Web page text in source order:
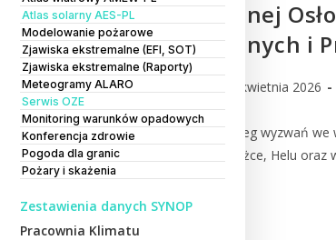
Atlas solarny AES-PL
Modelowanie pożarowe
Zjawiska ekstremalne (EFI, SOT)
Zjawiska ekstremalne (Raporty)
Meteogramy ALARO
Serwis OZE
Monitoring warunków opadowych
Konferencja zdrowie
Pogoda dla granic
Pożary i skażenia
Zestawienia danych SYNOP
Pracownia Klimatu
Meteorologicznej
Meteorologicznych i
lmm_admin 22 kwietnia 2026
Praca w Instytucie to szereg wyzwań we
Kasprowym Wierchu, Śnieżce, Helu oraz
Czytaj Dalej